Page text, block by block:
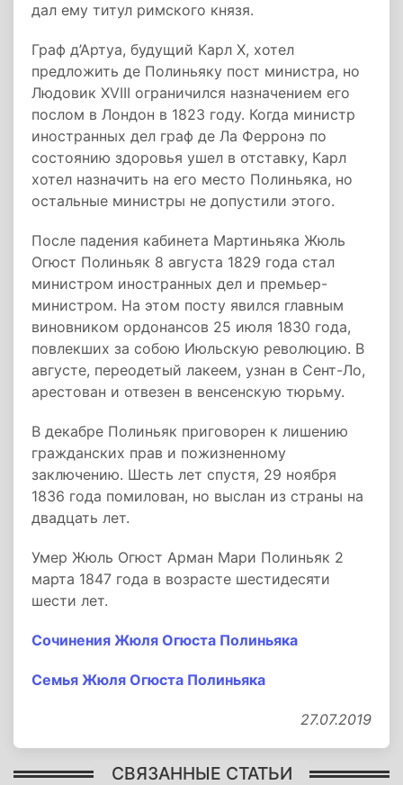
дал ему титул римского князя.
Граф д’Артуа, будущий Карл X, хотел
предложить де Полиньяку пост министра, но
Людовик XVIII ограничился назначением его
послом в Лондон в 1823 году. Когда министр
иностранных дел граф де Ла Ферронэ по
состоянию здоровья ушел в отставку, Карл
хотел назначить на его место Полиньяка, но
остальные министры не допустили этого.
После падения кабинета Мартиньяка Жюль
Огюст Полиньяк 8 августа 1829 года стал
министром иностранных дел и премьер-
министром. На этом посту явился главным
виновником ордонансов 25 июля 1830 года,
повлекших за собою Июльскую революцию. В
августе, переодетый лакеем, узнан в Сент-Ло,
арестован и отвезен в венсенскую тюрьму.
В декабре Полиньяк приговорен к лишению
гражданских прав и пожизненному
заключению. Шесть лет спустя, 29 ноября
1836 года помилован, но выслан из страны на
двадцать лет.
Умер Жюль Огюст Арман Мари Полиньяк 2
марта 1847 года в возрасте шестидесяти
шести лет.
Сочинения Жюля Огюста Полиньяка
Семья Жюля Огюста Полиньяка
27.07.2019
СВЯЗАННЫЕ СТАТЬИ